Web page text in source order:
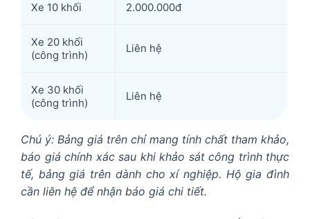
Xe 10 khối 2.000.000đ
Xe 20 khối
(công trình)
Liên hệ
Xe 30 khối
(công trình)
Liên hệ
Chú ý: Bảng giá trên chỉ mang tính chất tham khảo,
báo giá chính xác sau khi khảo sát công trình thực
tế, bảng giá trên dành cho xí nghiệp. Hộ gia đình
cần liên hệ để nhận báo giá chi tiết.